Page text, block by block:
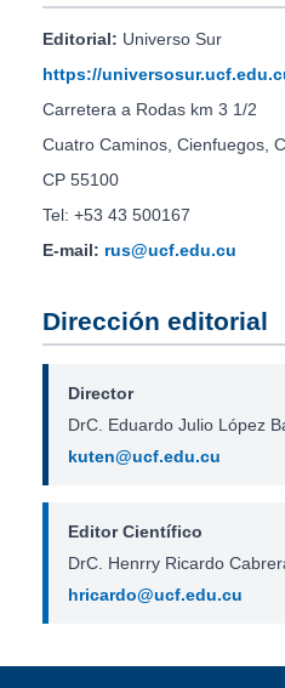
Editorial: Universo Sur
https://
Carretera a Rodas km 3 1/2
Cuatro Caminos, Cienfuegos,
CP 55100
Tel: +53 43 500167
E-mail: rus@ucf.edu.cu
Dirección editorial
Director
DrC. Eduardo Julio López
kuten@ucf.edu.cu
Editor Científico
DrC. Henrry Ricardo
hricardo@ucf.edu.cu